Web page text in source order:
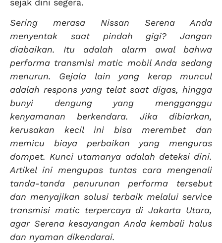
sejak dini segera.
Sering merasa Nissan Serena Anda
menyentak saat pindah gigi? Jangan
diabaikan. Itu adalah alarm awal bahwa
performa transmisi matic mobil Anda sedang
menurun. Gejala lain yang kerap muncul
adalah respons yang telat saat digas, hingga
bunyi dengung yang mengganggu
kenyamanan berkendara. Jika dibiarkan,
kerusakan kecil ini bisa merembet dan
memicu biaya perbaikan yang menguras
dompet. Kunci utamanya adalah deteksi dini.
Artikel ini mengupas tuntas cara mengenali
tanda-tanda penurunan performa tersebut
dan menyajikan solusi terbaik melalui service
transmisi matic terpercaya di Jakarta Utara,
agar Serena kesayangan Anda kembali halus
dan nyaman dikendarai.